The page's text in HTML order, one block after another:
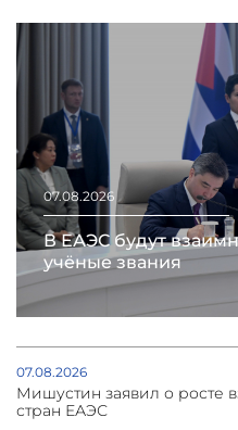
07.08.2026
В ЕАЭС будут
учёные звания
07.08.2026
Мишустин заявил о росте
стран ЕАЭС